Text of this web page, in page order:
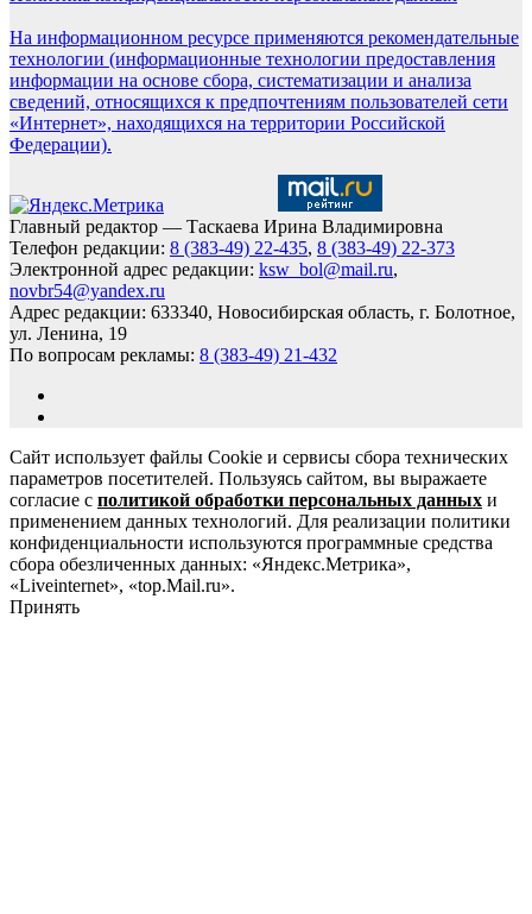
На информационном ресурсе применяются рекомендательные
технологии (информационные технологии предоставления
информации на основе сбора, систематизации и анализа
сведений, относящихся к предпочтениям пользователей сети
«Интернет», находящихся на территории Российской
Федерации).
Главный редактор — Таскаева Ирина Владимировна
Телефон редакции: 8 (383-49) 22-435, 8 (383-49) 22-373
Электронной адрес редакции: ksw_bol@mail.ru,
novbr54@yandex.ru
Адрес редакции: 633340, Новосибирская область, г. Болотное,
ул. Ленина, 19
По вопросам рекламы: 8 (383-49) 21-432
Сайт использует файлы Cookie и сервисы сбора технических
параметров посетителей. Пользуясь сайтом, вы выражаете
согласие с политикой обработки персональных данных и
применением данных технологий. Для реализации политики
конфиденциальности используются программные средства
сбора обезличенных данных: «Яндекс.Метрика»,
«Liveinternet», «top.Mail.ru».
Принять